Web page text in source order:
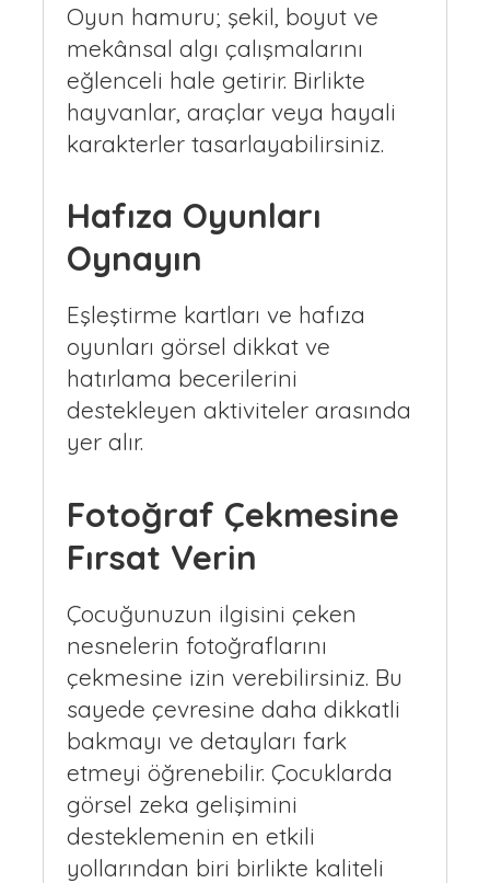
Oyun hamuru; şekil, boyut ve
mekânsal algı çalışmalarını
eğlenceli hale getirir. Birlikte
hayvanlar, araçlar veya hayali
karakterler tasarlayabilirsiniz.
Hafıza Oyunları
Oynayın
Eşleştirme kartları ve hafıza
oyunları görsel dikkat ve
hatırlama becerilerini
destekleyen aktiviteler arasında
yer alır.
Fotoğraf Çekmesine
Fırsat Verin
Çocuğunuzun ilgisini çeken
nesnelerin fotoğraflarını
çekmesine izin verebilirsiniz. Bu
sayede çevresine daha dikkatli
bakmayı ve detayları fark
etmeyi öğrenebilir. Çocuklarda
görsel zeka gelişimini
desteklemenin en etkili
yollarından biri birlikte kaliteli